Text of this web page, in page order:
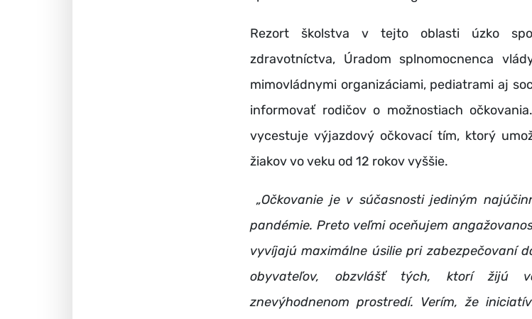
Rezort školstva v tejto oblasti úzko
zdravotníctva, Úradom splnomocnenca
mimovládnymi organizáciami, pediatrami aj
informovať rodičov o možnostiach
vycestuje výjazdový očkovací tím, ktorý
žiakov vo veku od 12 rokov vyššie.
„Očkovanie je v súčasnosti jediným
pandémie. Preto veľmi oceňujem
vyvíjajú maximálne úsilie pri zabezpečovaní
obyvateľov, obzvlášť tých, ktorí žijú
znevýhodnenom prostredí. Verím, že